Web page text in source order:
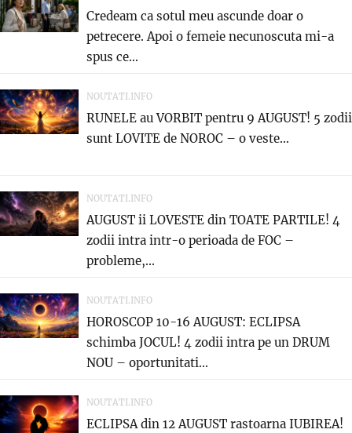
Credeam ca sotul meu ascunde doar o
petrecere. Apoi o femeie necunoscuta mi-a
spus ce...
NOUTATI.INFO
RUNELE au VORBIT pentru 9 AUGUST! 5 zodii
sunt LOVITE de NOROC – o veste...
NOUTATI.INFO
AUGUST ii LOVESTE din TOATE PARTILE! 4
zodii intra intr-o perioada de FOC –
probleme,...
NOUTATI.INFO
HOROSCOP 10-16 AUGUST: ECLIPSA
schimba JOCUL! 4 zodii intra pe un DRUM
NOU – oportunitati...
NOUTATI.INFO
ECLIPSA din 12 AUGUST rastoarna IUBIREA!